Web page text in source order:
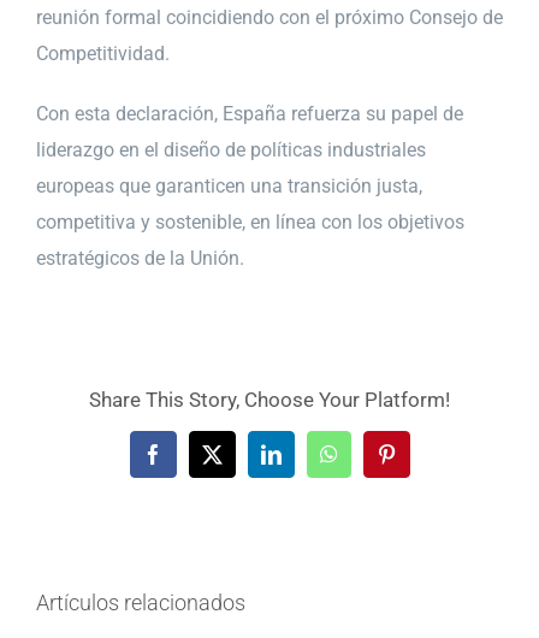
reunión formal coincidiendo con el próximo Consejo de
Competitividad.
Con esta declaración, España refuerza su papel de
liderazgo en el diseño de políticas industriales
europeas que garanticen una transición justa,
competitiva y sostenible, en línea con los objetivos
estratégicos de la Unión.
Share This Story, Choose Your Platform!
Facebook
X LinkedInWhatsAppPinterest
Artículos relacionados